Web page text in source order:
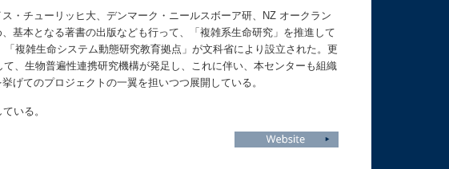
・チューリッヒ大、デンマーク・ニールスボーア研、NZ オークラン
基本となる著書の出版なども行って、「複雑系生命研究」を推進して
複雑生命システム動態研究教育拠点」が文科省により設立された。更
、生物普遍性連携研究機構が発足し、これに伴い、本センターも組織
げてのプロジェクトの一翼を担いつつ展開している。
いる。